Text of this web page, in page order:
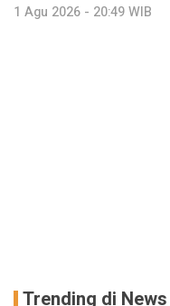
1 Agu 2026 - 20:49 WIB
Trending di News